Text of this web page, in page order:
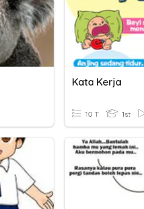
Kata Kerja
10 T 1st